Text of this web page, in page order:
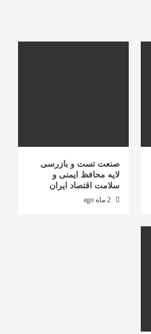
صنعت تست و بازرسی
لایه محافظ ایمنی و
سلامت اقتصاد ایران